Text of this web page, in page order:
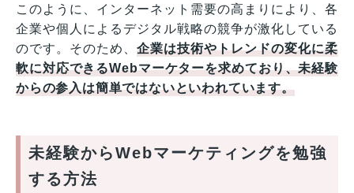
このように、インターネット需要の高まりにより、各
企業や個人によるデジタル戦略の競争が激化している
のです。そのため、企業は技術やトレンドの変化に柔
軟に対応できるWebマーケターを求めており、未経験
からの参入は簡単ではないといわれています。
未経験からWebマーケティングを勉強
する方法